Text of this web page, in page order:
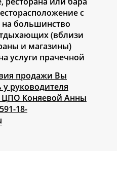
с
большинство
(вблизи
и магазины)
услуги прачечной
продажи Вы
руководителя
Коняевой Анны
18-